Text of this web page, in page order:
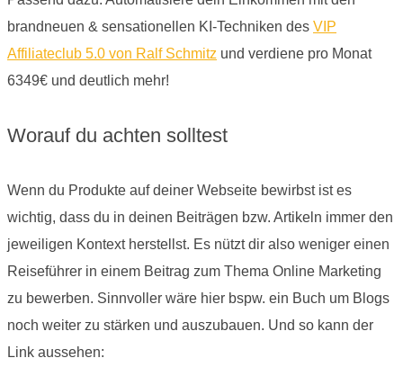
brandneuen & sensationellen KI-Techniken des VIP
Affiliateclub 5.0 von Ralf Schmitz und verdiene pro Monat
6349€ und deutlich mehr!
Worauf du achten solltest
Wenn du Produkte auf deiner Webseite bewirbst ist es
wichtig, dass du in deinen Beiträgen bzw. Artikeln immer den
jeweiligen Kontext herstellst. Es nützt dir also weniger einen
Reiseführer in einem Beitrag zum Thema Online Marketing
zu bewerben. Sinnvoller wäre hier bspw. ein Buch um Blogs
noch weiter zu stärken und auszubauen. Und so kann der
Link aussehen: